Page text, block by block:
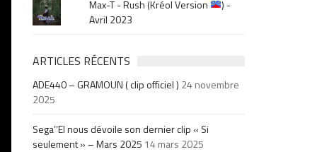
Max-T - Rush (Kréol Version
) -
Avril 2023
ARTICLES RÉCENTS
ADE440 – GRAMOUN ( clip officiel ) 24 novembre
2025
Sega’’El nous dévoile son dernier clip « Si
seulement » – Mars 2025 14 mars 2025